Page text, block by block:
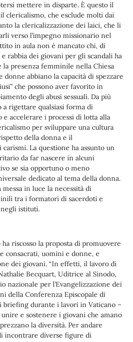
mettere in disparte. È questo il
clericalismo, che esclude molti dai
la clericalizzazione dei laici, che li
verso l’impegno missionario nel
in aula non è mancato chi, di
rabbia dei giovani per gli scandali ha
presenza femminile nella Chiesa
abbiano la capacità di spezzare
che possono aver favorito in
degli abusi sessuali. Da più
a rigettare qualsiasi forma di
e accelerare i processi di lotta alla
per sviluppare una cultura
della donna e il
La questione ha assunto un
da far nascere in alcuni
se sia opportuno o meno
dedicato al tema della donna.
messa in luce la necessità di
tra i formatori di sacerdoti e
istituti.
riscosso la proposta di promuovere
consacrati, uomini e donne, e
dei giovani. “In effetti, il lavoro di
Becquart, Uditrice al Sinodo,
nazionale per l’Evangelizzazione dei
della Conferenza Episcopale di
briefing durante i lavori in Vaticano –
e sostenere i giovani che amano
la diversità. Per andare
incontrare diverse figure di